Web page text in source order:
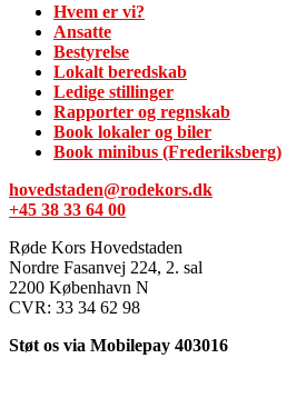
Hvem er vi?
Ansatte
Bestyrelse
Lokalt beredskab
Ledige stillinger
Rapporter og regnskab
Book lokaler og biler
Book minibus (Frederiksberg)
hovedstaden@rodekors.dk
+45 38 33 64 00
Røde Kors Hovedstaden
Nordre Fasanvej 224, 2. sal
2200 København N
CVR: 33 34 62 98
Støt os via Mobilepay 403016